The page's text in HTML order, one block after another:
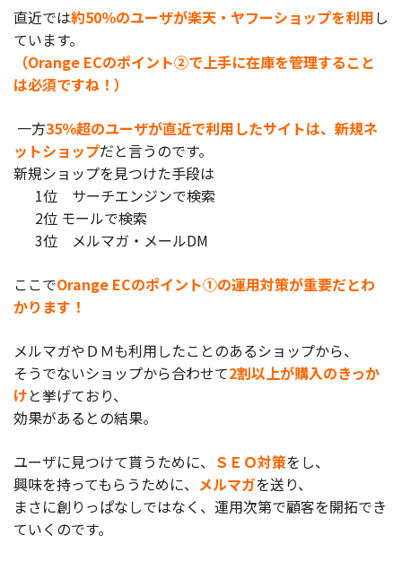
直近では約50％のユーザが楽天・ヤフーショップを利用し
ています。
（Orange ECのポイント②で上手に在庫を管理すること
は必須ですね！）
一方35％超のユーザが直近で利用したサイトは、新規ネ
ットショップだと言うのです。
新規ショップを見つけた手段は
1位 サーチエンジンで検索
2位 モールで検索
3位 メルマガ・メールDM
ここでOrange ECのポイント①の運用対策が重要だとわ
かります！
メルマガやＤＭも利用したことのあるショップから、
そうでないショップから合わせて2割以上が購入のきっか
けと挙げており、
効果があるとの結果。
ユーザに見つけて貰うために、 ＳＥＯ対策をし、
興味を持ってもらうために、 メルマガを送り、
まさに創りっぱなしではなく、運用次第で顧客を開拓でき
ていくのです。